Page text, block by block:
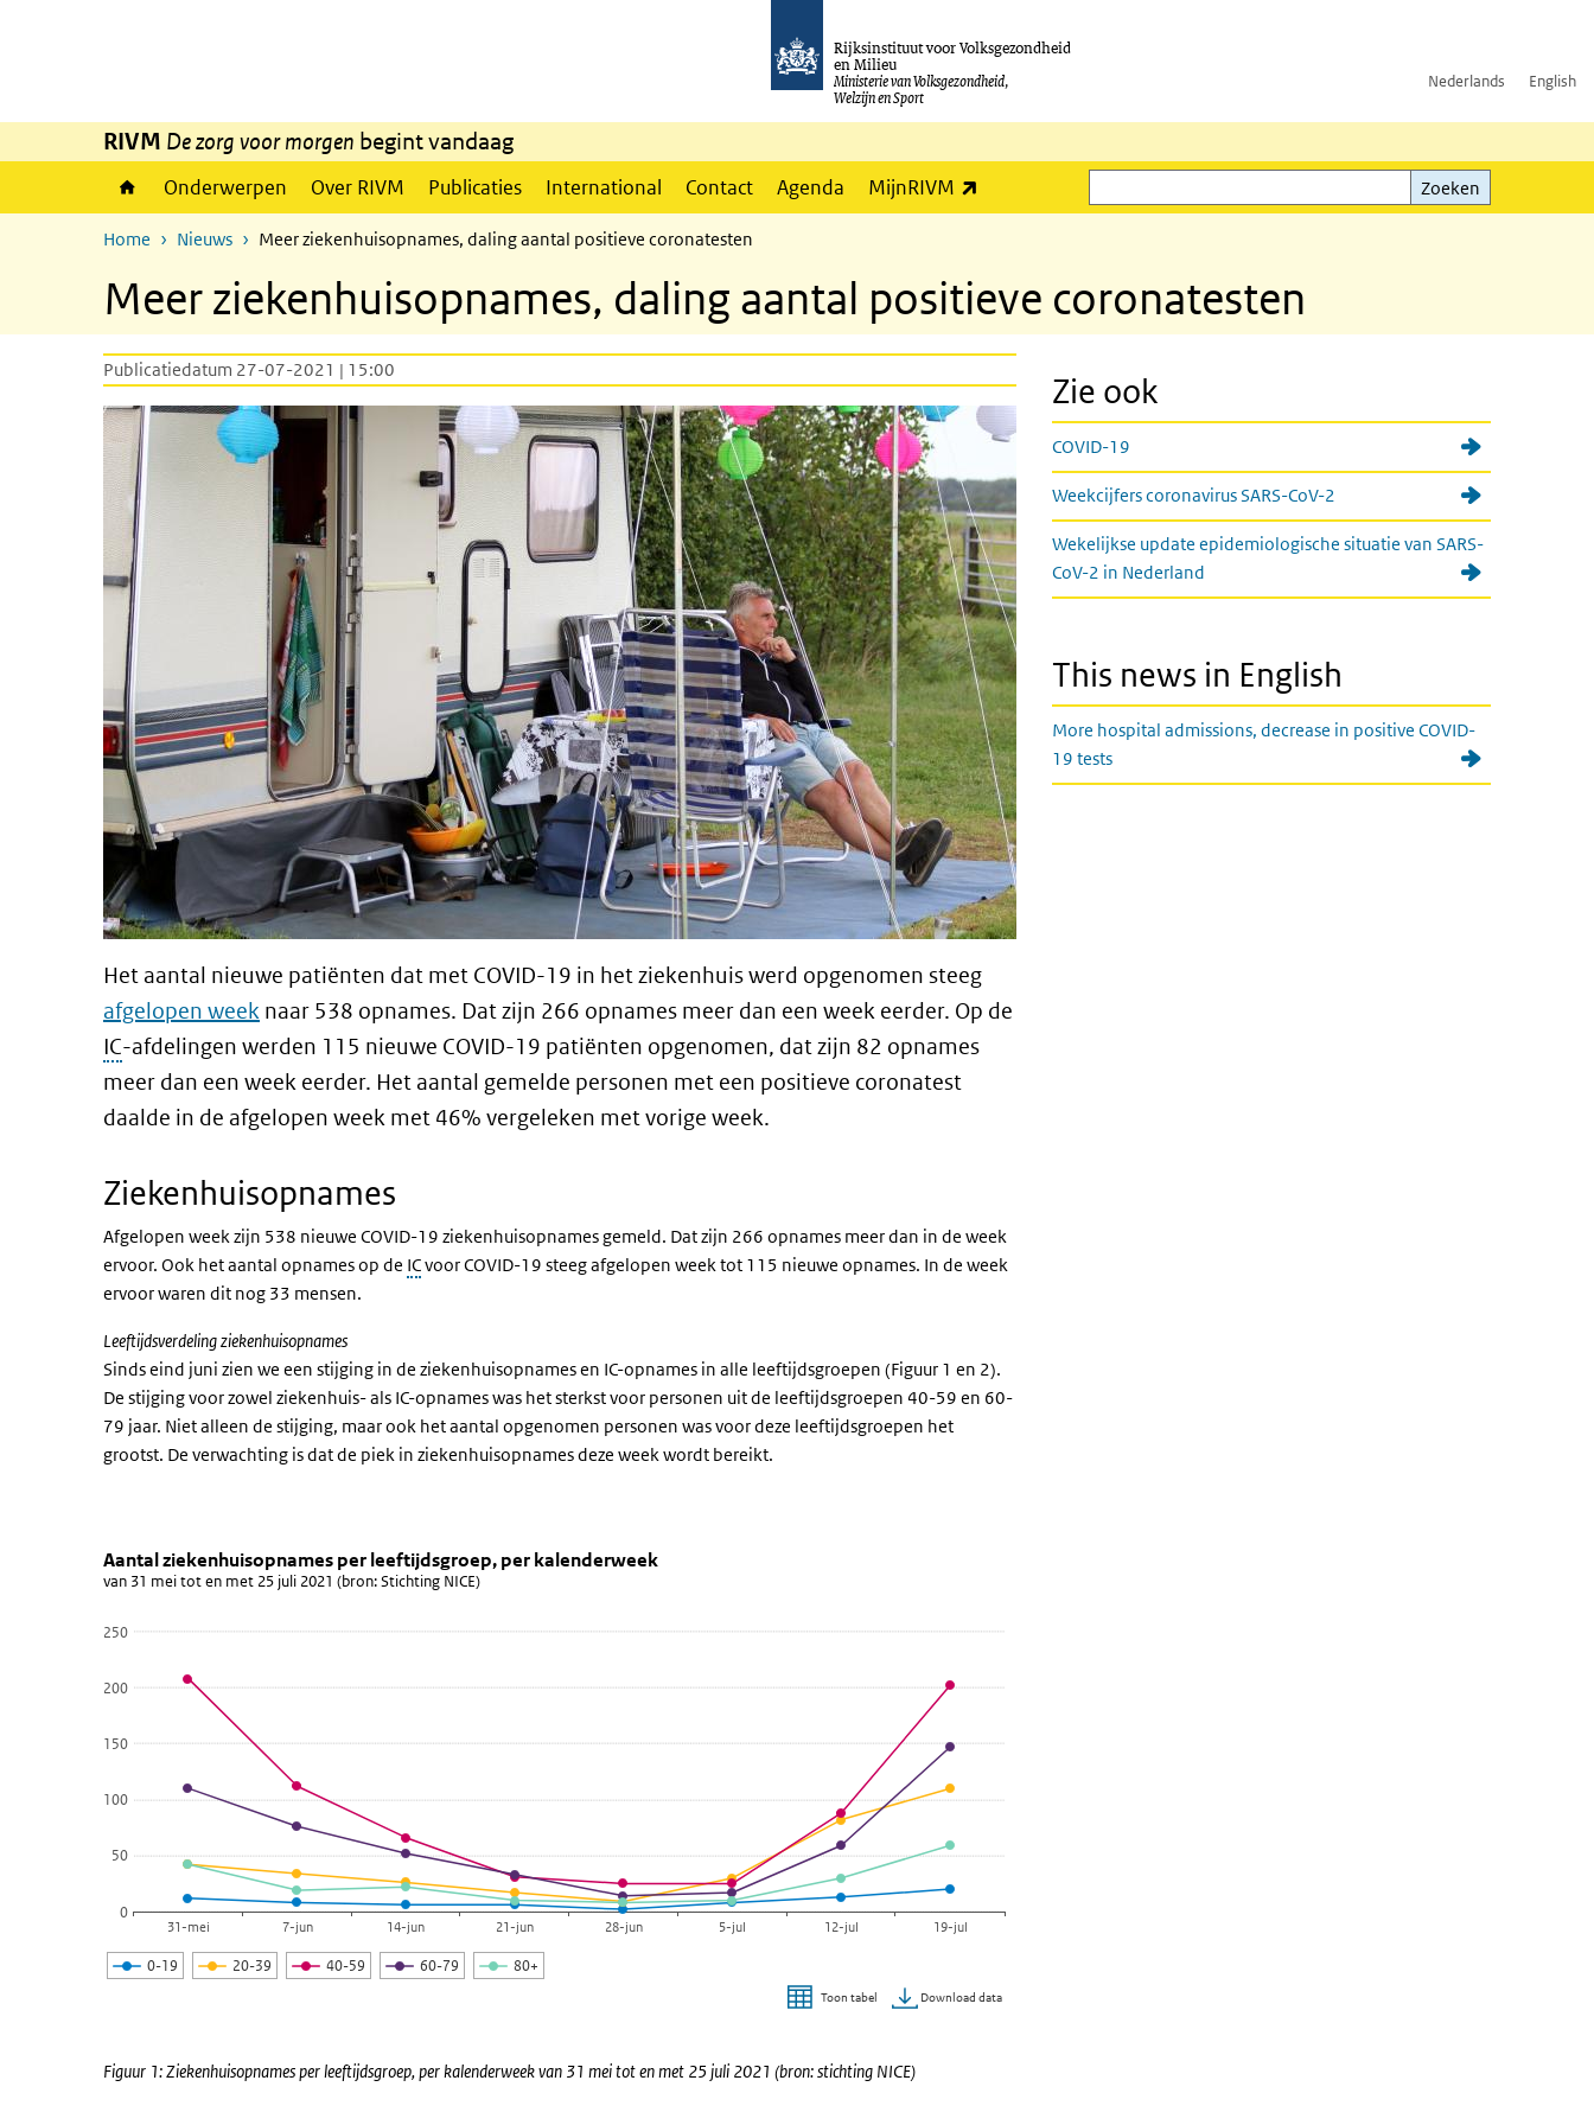
Rijksinstituut voor Volksgezondheid
en Milieu
Ministerie van Volksgezondheid,
Welzijn en Sport
Nederlands English
RIVM De zorg voor morgen begint vandaag
Onderwerpen Over RIVM Publicaties International Contact Agenda MijnRIVM
Zoeken
Zoeken
Home Nieuws Meer ziekenhuisopnames, daling aantal positieve coronatesten
Meer ziekenhuisopnames, daling aantal positieve coronatesten
Publicatiedatum 27-07-2021 | 15:00
Het aantal nieuwe patiënten dat met COVID-19 in het ziekenhuis werd opgenomen steeg
afgelopen week naar 538 opnames. Dat zijn 266 opnames meer dan een week eerder. Op de
IC-afdelingen werden 115 nieuwe COVID-19 patiënten opgenomen, dat zijn 82 opnames
meer dan een week eerder. Het aantal gemelde personen met een positieve coronatest
daalde in de afgelopen week met 46% vergeleken met vorige week.
Ziekenhuisopnames
Afgelopen week zijn 538 nieuwe COVID-19 ziekenhuisopnames gemeld. Dat zijn 266 opnames meer dan in de week
ervoor. Ook het aantal opnames op de ICvoor COVID-19 steeg afgelopen week tot 115 nieuwe opnames. In de week
ervoor waren dit nog 33 mensen.
Leeftijdsverdeling ziekenhuisopnames
Sinds eind juni zien we een stijging in de ziekenhuisopnames en IC-opnames in alle leeftijdsgroepen (Figuur 1 en 2).
De stijging voor zowel ziekenhuis- als IC-opnames was het sterkst voor personen uit de leeftijdsgroepen 40-59 en 60-
79 jaar. Niet alleen de stijging, maar ook het aantal opgenomen personen was voor deze leeftijdsgroepen het
grootst. De verwachting is dat de piek in ziekenhuisopnames deze week wordt bereikt.
Aantal nieuwe ziekenhuisopnames
Sla de grafiek 'Aantal ziekenhuisopnames per leeftijdsgroep, per kalenderweek ' over en ga naar de datatabel
Aantal ziekenhuisopnames per leeftijdsgroep, per kalenderweek
van 31 mei tot en met 25 juli 2021 (bron: Stichting NICE)
De grafiek heeft 1 X-as die categories weergeeft.
De grafiek heeft 1 Y-as die values weergeeft.
Aantal ziekenhuisopnames per leeftijdsgroep, per kalenderweek
van 31 mei tot en met 25 juli 2021 (bron: Stichting NICE)
0-19 20-39 40-59 60-79 80+
0
50
100
150
200
250
31-mei 7-jun 14-jun 21-jun 28-jun 5-jul 12-jul 19-jul
Toon tabel Download data
Figuur 1: Ziekenhuisopnames per leeftijdsgroep, per kalenderweek van 31 mei tot en met 25 juli 2021 (bron: stichting NICE)
Zie ook
COVID-19
Weekcijfers coronavirus SARS-CoV-2
Wekelijkse update epidemiologische situatie van SARS-
CoV-2 in Nederland
This news in English
More hospital admissions, decrease in positive COVID-
19 tests